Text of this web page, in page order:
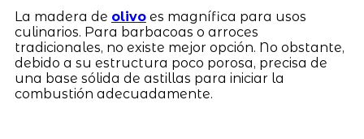
La madera de olivoes magnífica para usos
culinarios. Para barbacoas o arroces
tradicionales, no existe mejor opción. No obstante,
debido a su estructura poco porosa, precisa de
una base sólida de astillas para iniciar la
combustión adecuadamente.